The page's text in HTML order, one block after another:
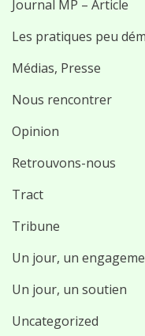
Journal MP – Article
Les pratiques peu
Médias, Presse
Nous rencontrer
Opinion
Retrouvons-nous
Tract
Tribune
Un jour, un
Un jour, un soutien
Uncategorized